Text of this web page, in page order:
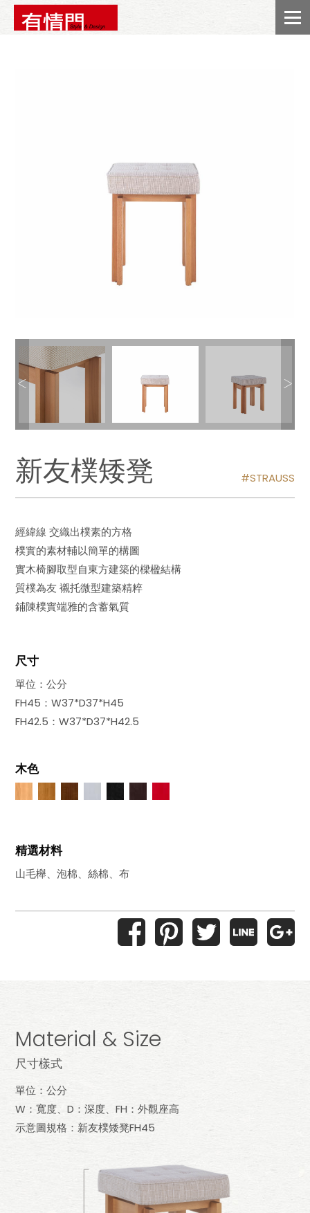
新友樸矮凳 STRAUSS
經緯線 交織出樸素的方格
樸實的素材輔以簡單的構圖
實木椅腳取型自東方建築的樑楹結構
質樸為友 襯托微型建築精粹
鋪陳樸實端雅的含蓄氣質
尺寸
單位：公分
FH45：W37*D37*H45
FH42.5：W37*D37*H42.5
木色
精選材料
山毛櫸、泡棉、絲棉、布
Material & Size
尺寸樣式
單位：公分
W：寬度、D：深度、FH：外觀座高
示意圖規格：新友樸矮凳FH45